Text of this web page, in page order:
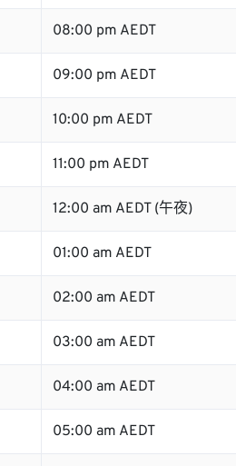
08:00 pm AEDT
09:00 pm AEDT
10:00 pm AEDT
11:00 pm AEDT
12:00 am AEDT (午夜)
01:00 am AEDT
02:00 am AEDT
03:00 am AEDT
04:00 am AEDT
05:00 am AEDT